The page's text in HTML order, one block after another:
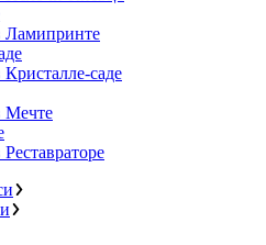
Ламипринте
саде
Мечте